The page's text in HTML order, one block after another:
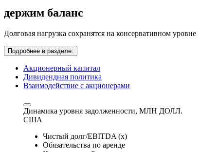
держим баланс
Долговая нагрузка сохранятся на консервативном уровне
Подробнее в разделе:
Акционерный капитал
Дивидендная политика
Взаимодействие с акционерами
Динамика уровня задолженности, МЛН ДОЛЛ.
США
Чистый долг/EBITDA (x)
Обязательства по аренде